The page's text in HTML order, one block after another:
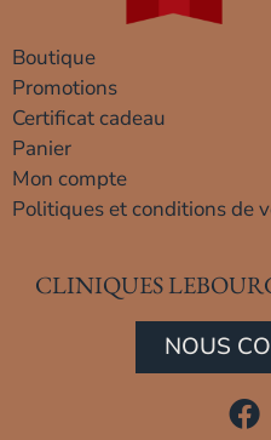
Boutique
Promotions
Certificat cadeau
Panier
Mon compte
Politiques et conditions de
CLINIQUES
NOUS